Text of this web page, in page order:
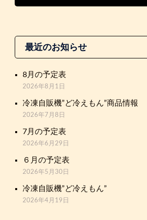
最近のお知らせ
8月の予定表
2026年8月1日
冷凍自販機”ど冷えもん”商品情報
2026年7月8日
7月の予定表
2026年6月29日
６月の予定表
2026年5月30日
冷凍自販機”ど冷えもん”
2026年4月19日